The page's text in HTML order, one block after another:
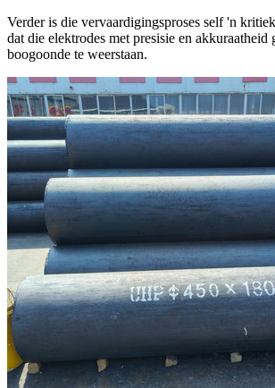
Verder is die vervaardigingsproses self 'n
dat die elektrodes met presisie en
boogoonde te weerstaan.